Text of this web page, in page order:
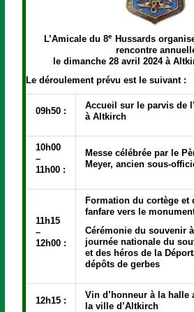
L’Amicale du 8e Hussards
rencontre
le dimanche 28 avril 2024 à
Le déroulement prévu est le suivant :
09h50 :
Accueil sur le parvis de
à Altkirch
10h00
–
11h00 :
Messe célébrée par le
Meyer, ancien sous-
11h15
–
12h00 :
Formation du cortège et
fanfare vers le
Cérémonie du souvenir
journée nationale du
et des héros de la
dépôts de gerbes
12h15 :
Vin d’honneur à la halle
la ville d’Altkirch